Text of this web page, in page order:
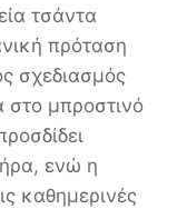
τσάντα
πρόταση
σχεδιασμός
στο μπροστινό
ενώ η
καθημερινές